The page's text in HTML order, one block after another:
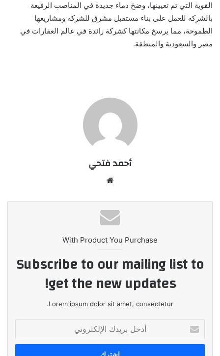
القوية التي تم تعيينها، وضخ دماء جديدة في المناصب الرفيعة
بالشركة للعمل على بناء مستقبل مشرق للشركة ومشاريعها
الطموحة، مما يرسخ مكانتها كشركة رائدة في عالم العقارات في
مصر والسعودية والمنطقة.
أحمد فتحي
With Product You Purchase
Subscribe to our mailing list to
get the new updates!
Lorem ipsum dolor sit amet, consectetur.
بريدك
الإلكتروني